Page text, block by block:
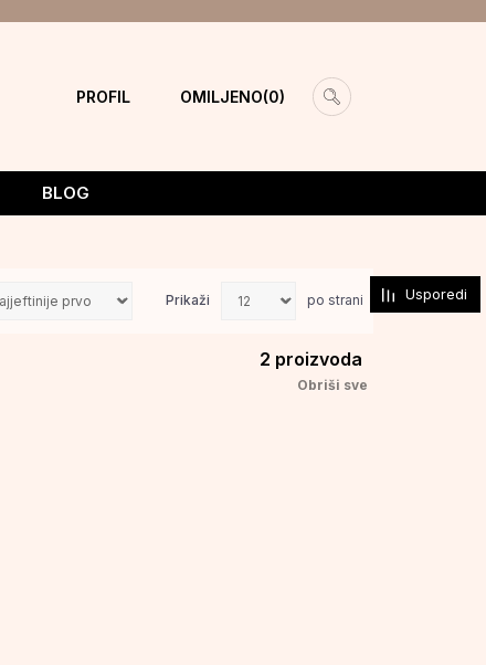
PROFIL 0
OMILJENO
BLOG
Prikaži po strani
2 proizvoda
Obriši sve
Usporedi